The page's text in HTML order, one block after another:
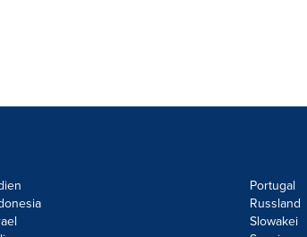
Portugal
Russland
Slowakei